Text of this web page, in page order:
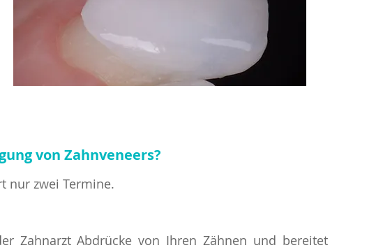
nur zwei Termine.
Zahnarzt Abdrücke von Ihren Zähnen und bereitet
von Zahnveneers?